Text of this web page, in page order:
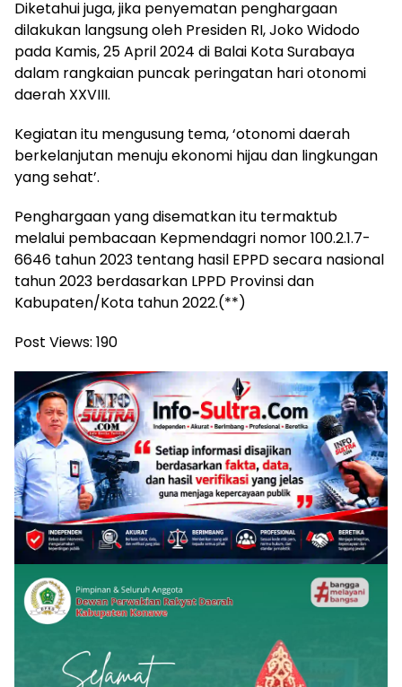
Diketahui juga, jika penyematan penghargaan
dilakukan langsung oleh Presiden RI, Joko Widodo
pada Kamis, 25 April 2024 di Balai Kota Surabaya
dalam rangkaian puncak peringatan hari otonomi
daerah XXVIII.
Kegiatan itu mengusung tema, ‘otonomi daerah
berkelanjutan menuju ekonomi hijau dan lingkungan
yang sehat’.
Penghargaan yang disematkan itu termaktub
melalui pembacaan Kepmendagri nomor 100.2.1.7-
6646 tahun 2023 tentang hasil EPPD secara nasional
tahun 2023 berdasarkan LPPD Provinsi dan
Kabupaten/Kota tahun 2022.(**)
Post Views: 190